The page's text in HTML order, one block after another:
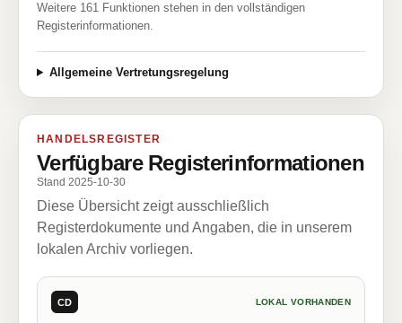
Weitere 161 Funktionen stehen in den vollständigen
Registerinformationen.
Allgemeine Vertretungsregelung
HANDELSREGISTER
Verfügbare Registerinformationen
Stand 2025-10-30
Diese Übersicht zeigt ausschließlich
Registerdokumente und Angaben, die in unserem
lokalen Archiv vorliegen.
CD LOKAL VORHANDEN